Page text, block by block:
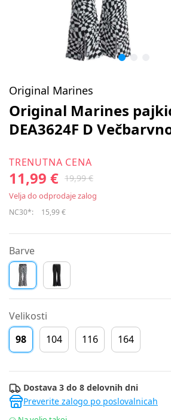
Original Marines
Original Marines
DEA3624F D
TRENUTNA CENA
11,99 € 19,99 €
Velja do odprodaje zalog
NC30*: 15,99 €
Barve
Velikosti
98 104 116 164
Dostava 3 do 8 delovnih dni
Preverite zalogo po poslovalnicah